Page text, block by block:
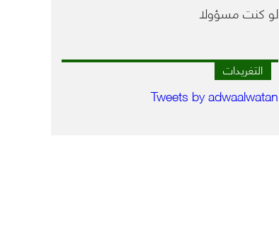
لو كنت مسؤولا
التغريدات
Tweets by adwaalwatan